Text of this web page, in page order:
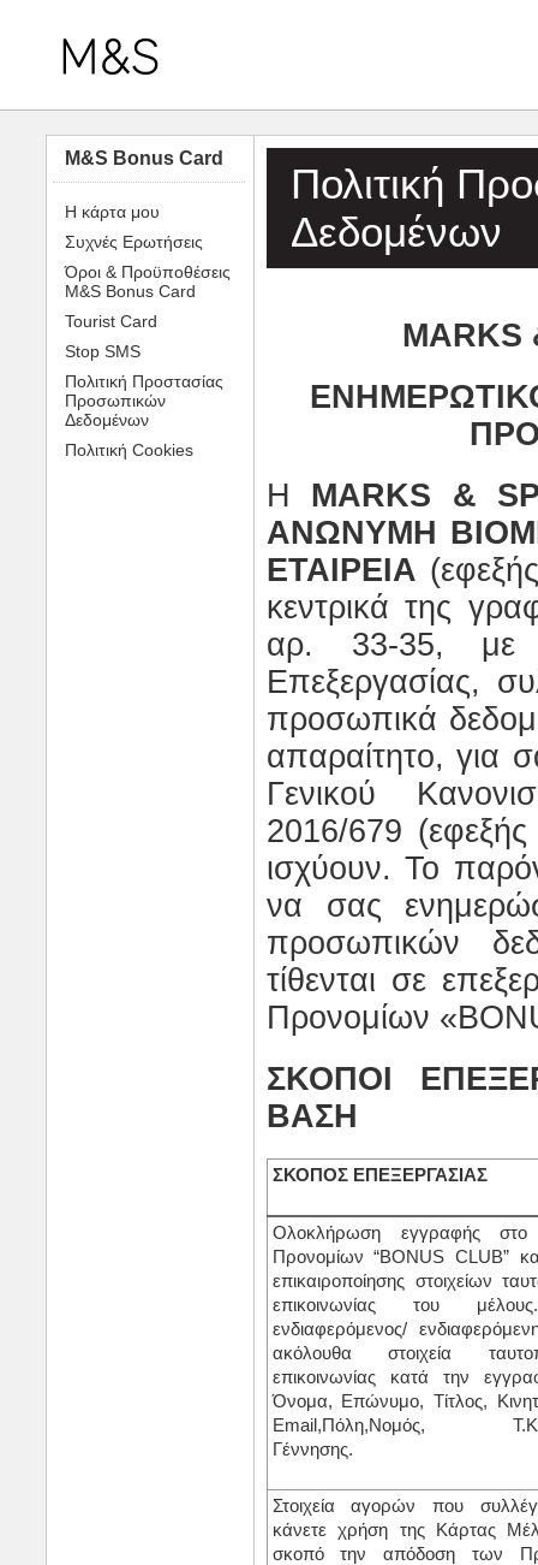
M&S Bonus Card
Η κάρτα μου
Συχνές Ερωτήσεις
Όροι & Προϋποθέσεις
Μ&S Bonus Card
Tourist Card
Stop SMS
Πολιτική Προστασίας
Προσωπικών
Δεδομένων
Πολιτική Cookies
Πολιτική
Δεδομένων
ΜARKS
Η
MARKS &
ΑΝΩΝΥΜΗ
ΕΤΑΙΡΕΙΑ
κεντρικά της
αρ. 33-35, με
Επεξεργασίας,
προσωπικά
απαραίτητο, για
Γενικού
2016/679
ισχύουν. Το
να σας
προσωπικών
τίθενται σε
Προνομίων «
ΣΚΟΠΟΙ
ΒΑΣΗ
ΣΚΟΠΟΣ ΕΠΕΞΕΡΓΑΣΙΑΣ
Ολοκλήρωση εγγραφής
Προνομίων “BONUS CLUB”
επικαιροποίησης στοιχείων
επικοινωνίας του
ενδιαφερόμενος/
ακόλουθα στοιχεία
επικοινωνίας κατά την
Όνομα, Επώνυμο, Τίτλος,
Email,Πόλη,Νομός,
Γέννησης.
Στοιχεία αγορών που
κάνετε χρήση της Κάρτας
σκοπό την απόδοση των